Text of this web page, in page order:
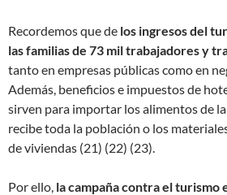
Recordemos que de los ingresos del
las familias de 73 mil trabajadores y
tanto en empresas públicas como en
Además, beneficios e impuestos de
sirven para importar los alimentos de
recibe toda la población o los
de viviendas (21) (22) (23).
Por ello, la campaña contra el turismo